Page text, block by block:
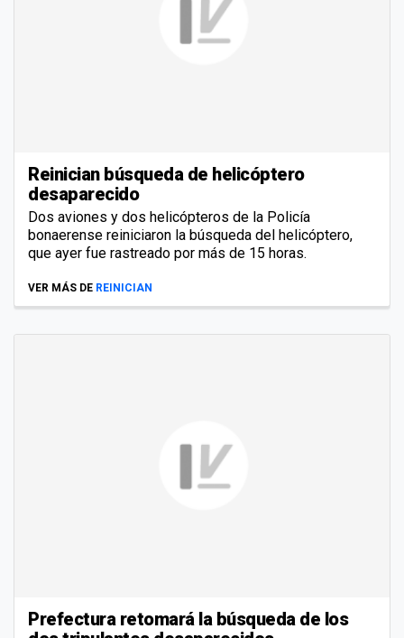
Reinician búsqueda de helicóptero
desaparecido
Dos aviones y dos helicópteros de la Policía
bonaerense reiniciaron la búsqueda del helicóptero,
que ayer fue rastreado por más de 15 horas.
VER MÁS DE REINICIAN
Prefectura retomará la búsqueda de los